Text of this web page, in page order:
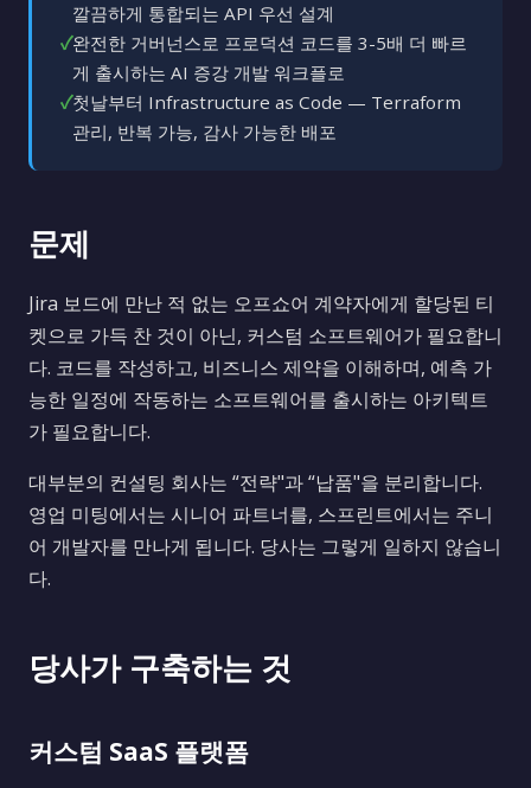
깔끔하게 통합되는 API 우선 설계
✓완전한 거버넌스로 프로덕션 코드를 3-5배 더 빠르
게 출시하는 AI 증강 개발 워크플로
✓첫날부터 Infrastructure as Code — Terraform
관리, 반복 가능, 감사 가능한 배포
문제
Jira 보드에 만난 적 없는 오프쇼어 계약자에게 할당된 티
켓으로 가득 찬 것이 아닌, 커스텀 소프트웨어가 필요합니
다. 코드를 작성하고, 비즈니스 제약을 이해하며, 예측 가
능한 일정에 작동하는 소프트웨어를 출시하는 아키텍트
가 필요합니다.
대부분의 컨설팅 회사는 “전략"과 “납품"을 분리합니다.
영업 미팅에서는 시니어 파트너를, 스프린트에서는 주니
어 개발자를 만나게 됩니다. 당사는 그렇게 일하지 않습니
다.
당사가 구축하는 것
커스텀 SaaS 플랫폼